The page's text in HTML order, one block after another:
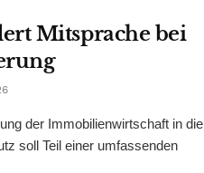
Mitsprache bei
der Immobilienwirtschaft in die
soll Teil einer umfassenden